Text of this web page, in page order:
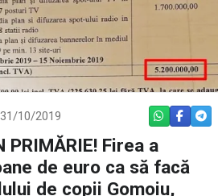
10/2019 WHATSAPP
PRIMĂRIE! Firea a
de euro ca să facă
de copii Gomoiu,